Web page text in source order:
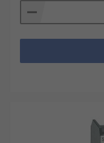
通信機器：デー
役立ち、IoT社
DIYやホビー工
冷却・監視シ
も利用されて
補助接点は、多くの